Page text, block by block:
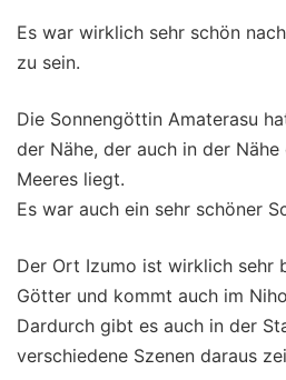
Es war wirklich sehr schön
zu sein.
Die Sonnengöttin Amaterasu
der Nähe, der auch in der Nähe
Meeres liegt.
Es war auch ein sehr schöner
Der Ort Izumo ist wirklich sehr
Götter und kommt auch im
Dardurch gibt es auch in der
verschiedene Szenen daraus